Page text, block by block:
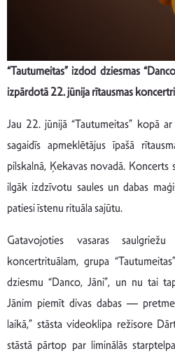
“Tautumeitas” izdod dziesmas
izpārdotā 22. jūnija rītausmas
Jau 22. jūnijā “Tautumeitas” kopā
sagaidīs apmeklētājus īpašā
pilskalnā, Ķekavas novadā.
ilgāk izdzīvotu saules un dabas
patiesi īstenu rituāla sajūtu.
Gatavojoties vasaras
koncertrituālam, grupa
dziesmu “Danco, Jāni”, un nu tai
Jānim piemīt divas dabas ―
laikā,” stāsta videoklipa režisore
stāstā pārtop par liminālās